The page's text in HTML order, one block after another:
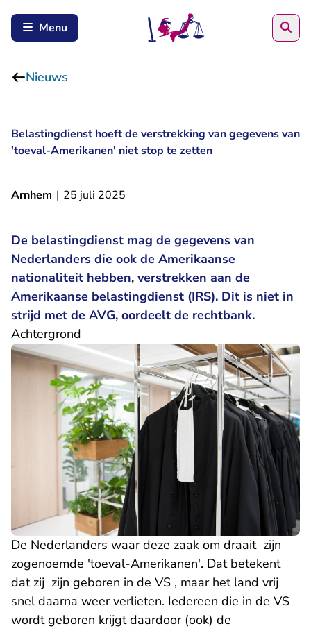
Menu
Nieuws
Belastingdienst hoeft de verstrekking van gegevens van
'toeval-Amerikanen' niet stop te zetten
Arnhem | 25 juli 2025
De belastingdienst mag de gegevens van
Nederlanders die ook de Amerikaanse
nationaliteit hebben, verstrekken aan de
Amerikaanse belastingdienst (IRS). Dit is niet in
strijd met de AVG, oordeelt de rechtbank.
Achtergrond
De Nederlanders waar deze zaak om draait zijn
zogenoemde 'toeval-Amerikanen'. Dat betekent
dat zij zijn geboren in de VS , maar het land vrij
snel daarna weer verlieten. Iedereen die in de VS
wordt geboren krijgt daardoor (ook) de